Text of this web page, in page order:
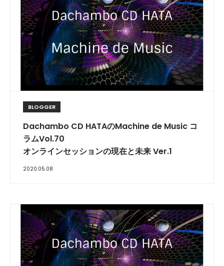
BLOGGER
Dachambo CD HATAのMachine de Music コ
ラムVol.70
オンラインセッションの現在と未来 Ver.1
2020.05.08